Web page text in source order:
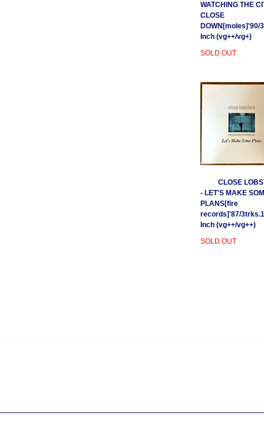
WATCHING THE
CLOSE
DOWN[moles]'90/
Inch (vg++/vg+)
SOLD OUT
CLOSE
- LET'S MAKE
PLANS[fire
records]'87/
Inch (vg++/vg++)
SOLD OUT